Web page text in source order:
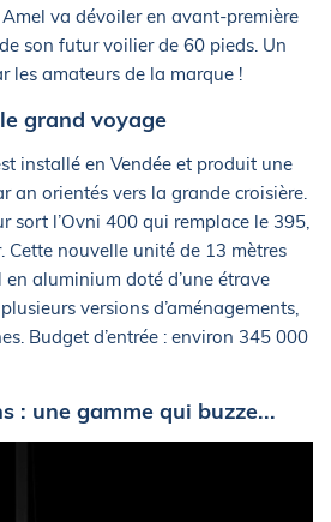
va dévoiler en avant-première
son futur voilier de 60 pieds. Un
les amateurs de la marque !
grand voyage
installé en Vendée et produit une
an orientés vers la grande croisière.
sort l’Ovni 400 qui remplace le 395,
Cette nouvelle unité de 13 mètres
aluminium doté d’une étrave
versions d’aménagements,
Budget d’entrée : environ 345 000
: une gamme qui buzze...